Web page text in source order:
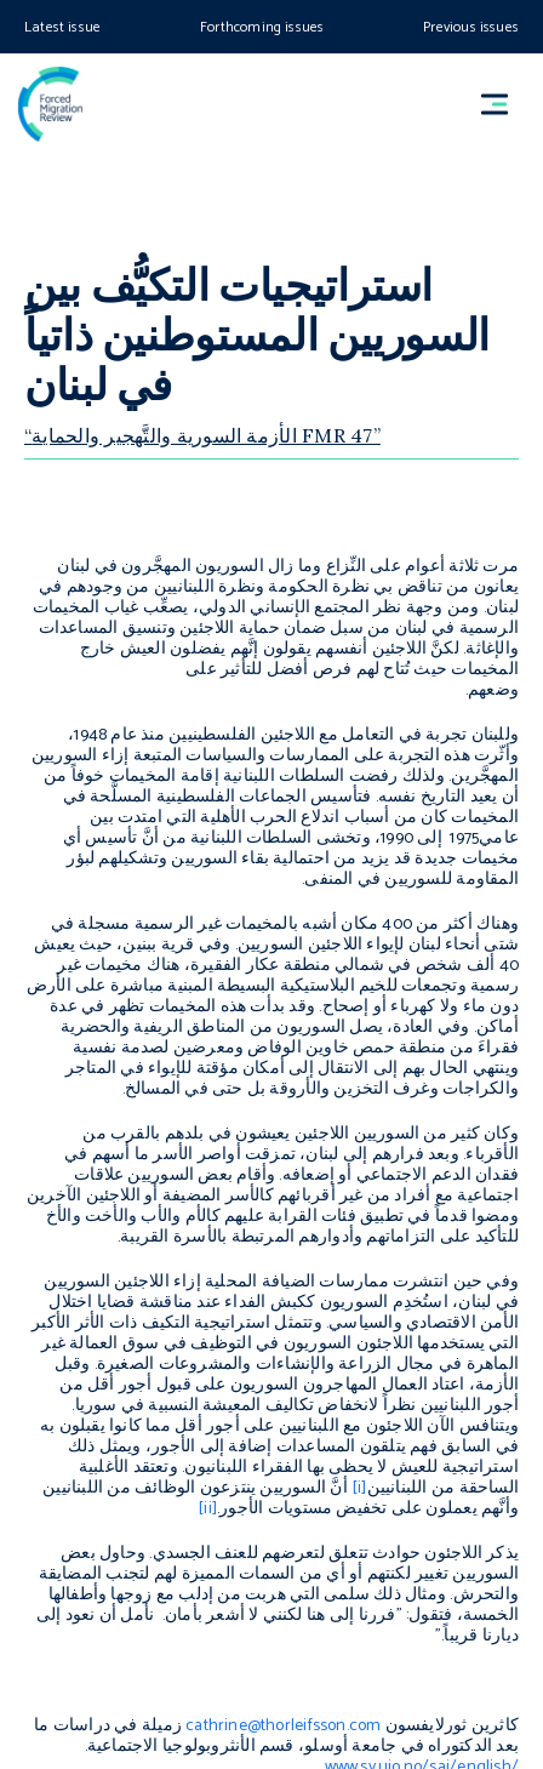
Latest issue Forthcoming issues Previous issues
استراتيجيات التكيُّف بين
السوريين المستوطنين ذاتياً
في لبنان
“الأزمة السورية والتَّهجير والحماية FMR 47”
مرتثلاثة أعوام على النِّزاع وما زال السوريون المهجَّرون في لبنان
يعانون من تناقض بي نظرة الحكومة ونظرة اللبنانيين من وجودهم في
لبنان. ومن وجهة نظر المجتمع الإنساني الدولي، يصعِّب غياب المخيمات
الرسمية في لبنان من سبل ضمان حماية اللاجئين وتنسيق المساعدات
والإغاثة. لكنَّ اللاجئين أنفسهم يقولون إنَّهم يفضلون العيش خارج
المخيمات حيث تُتاح لهم فرص أفضل للتأثير على
وضعهم.
وللبنان تجربة في التعامل مع اللاجئين الفلسطينيين منذ عام 1948،
وأثّرت هذه التجربة على الممارسات والسياسات المتبعة إزاء السوريين
المهجَّرين. ولذلك رفضت السلطات اللبنانية إقامة المخيمات خوفاً من
أن يعيد التاريخ نفسه. فتأسيس الجماعات الفلسطينية المسلَّحة في
المخيمات كان من أسباب اندلاع الحرب الأهلية التي امتدت بين
عامي1975 إلى 1990، وتخشى السلطات اللبنانية من أنَّ تأسيس أي
مخيمات جديدة قد يزيد من احتمالية بقاء السوريين وتشكيلهم لبؤر
المقاومة للسوريين في المنفى.
وهناك أكثر من 400 مكان أشبه بالمخيمات غير الرسمية مسجلة في
شتى أنحاء لبنان لإيواء اللاجئين السوريين. وفي قرية ببنين، حيث يعيش
40 ألف شخص في شمالي منطقة عكار الفقيرة، هناك مخيمات غير
رسمية وتجمعات للخيم البلاستيكية البسيطة المبنية مباشرة على الأرض
دون ماء ولا كهرباء أو إصحاح. وقد بدأت هذه المخيمات تظهر في عدة
أماكن. وفي العادة، يصل السوريون من المناطق الريفية والحضرية
فقراءَ من منطقة حمص خاوين الوفاض ومعرضين لصدمة نفسية
وينتهي الحال بهم إلى الانتقال إلى أمكان مؤقتة للإيواء في المتاجر
والكراجات وغرف التخزين والأروقة بل حتى في المسالخ.
وكان كثير من السوريين اللاجئين يعيشون في بلدهم بالقرب من
الأقرباء. وبعد فرارهم إلى لبنان، تمزقت أواصر الأسر ما أسهم في
فقدان الدعم الاجتماعي أو إضعافه. وأقام بعض السوريين علاقات
اجتماعية مع أفراد من غير أقربائهم كالأسر المضيفة أو اللاجئين الآخرين
ومضوا قدماً في تطبيق فئات القرابة عليهم كالأم والأب والأخت والأخ
للتأكيد على التزاماتهم وأدوارهم المرتبطة بالأسرة القريبة.
وفي حين انتشرت ممارسات الضيافة المحلية إزاء اللاجئين السوريين
في لبنان، استُخدِم السوريون ككبش الفداء عند مناقشة قضايا اختلال
الأمن الاقتصادي والسياسي. وتتمثل استراتيجية التكيف ذات الأثر الأكبر
التي يستخدمها اللاجئون السوريون في التوظيف في سوق العمالة غير
الماهرة في مجال الزراعة والإنشاءات والمشروعات الصغيرة. وقبل
الأزمة، اعتاد العمال المهاجرون السوريون على قبول أجور أقل من
أجور اللبنانيين نظراً لانخفاض تكاليف المعيشة النسبية في سوريا.
ويتنافس الآن اللاجئون مع اللبنانيين على أجور أقل مما كانوا يقبلون به
في السابق فهم يتلقون المساعدات إضافة إلى الأجور، ويمثل ذلك
استراتيجية للعيش لا يحظى بها الفقراء اللبنانيون. وتعتقد الأغلبية
الساحقة من اللبنانيين[i] أنَّ السوريين ينتزعون الوظائف من اللبنانيين
وأنَّهم يعملون على تخفيض مستويات الأجور.[ii]
يذكر اللاجئون حوادث تتعلق لتعرضهم للعنف الجسدي. وحاول بعض
السوريين تغيير لكنتهم أو أي من السمات المميزة لهم لتجنب المضايقة
والتحرش. ومثال ذلك سلمى التي هربت من إدلب مع زوجها وأطفالها
الخمسة، فتقول: "فررنا إلى هنا لكنني لا أشعر بأمان. نأمل أن نعود إلى
ديارنا قريباً."
كاثرين ثورلايفسون cathrine@thorleifsson.comزميلة في دراسات ما
بعد الدكتوراه في جامعة أوسلو، قسم الأنثروبولوجيا الاجتماعية.